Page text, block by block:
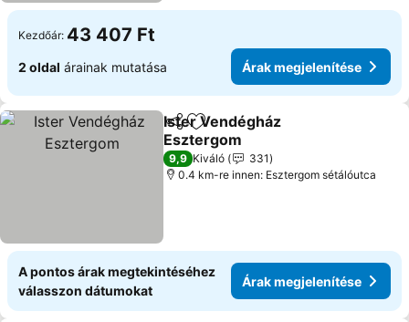
Kezdőár: 43 407 Ft
2 oldal árainak mutatása Árak megjelenítése
Megosztás
Hozzáadás a kedvencekhez
Ister Vendégház
Esztergom
Árak megjelenítése
9,9 Kiváló
331
0.4 km-re innen: Esztergom sétálóutca
A pontos árak megtekintéséhez
válasszon dátumokat
Árak megjelenítése